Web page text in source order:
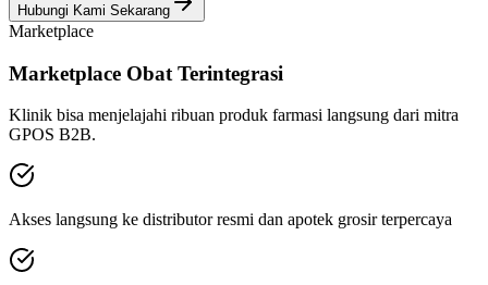
Hubungi Kami Sekarang
Marketplace
Marketplace Obat Terintegrasi
Klinik bisa menjelajahi ribuan produk farmasi langsung dari mitra
GPOS B2B.
Akses langsung ke distributor resmi dan apotek grosir terpercaya